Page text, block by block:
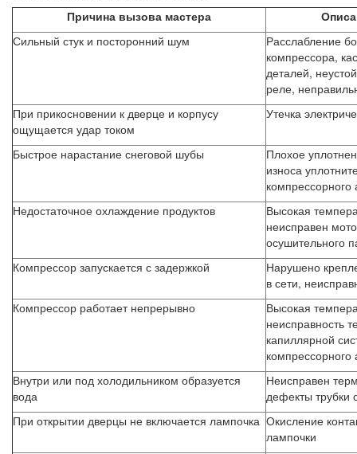
Причина вызова мастера
Сильный стук и посторонний шум
Расслабление
компрессора,
деталей,
реле,
При прикосновении к дверце и корпусу
ощущается удар током
Утечка
Быстрое нарастание снеговой шубы
Плохое
износа
компрессорного
Недостаточное охлаждение продуктов
Высокая
неисправен
осушительного
Компрессор запускается с задержкой
Нарушено
в сети,
Компрессор работает непрерывно
Высокая
неисправность
капиллярной
компрессорного
Внутри или под холодильником образуется
вода
Неисправен
дефекты трубки
При открытии дверцы не включается лампочка Окисление
лампочки